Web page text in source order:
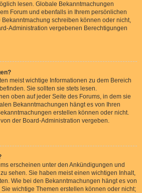
lesen. Globale Bekanntmachungen
Forum und ebenfalls in Ihrem persönlichen
schreiben können oder nicht,
Administration vergebenen Berechtigungen
meist wichtige Informationen zu dem Bereich
Sie sollten sie stets lesen.
oben auf jeder Seite des Forums, in dem sie
Bekanntmachungen hängt es von Ihren
erstellen können oder nicht.
der Board-Administration vergeben.
erscheinen unter den Ankündigungen und
sehen. Sie haben meist einen wichtigen Inhalt,
Wie bei den Bekanntmachungen hängt es von
Sie wichtige Themen erstellen können oder nicht;